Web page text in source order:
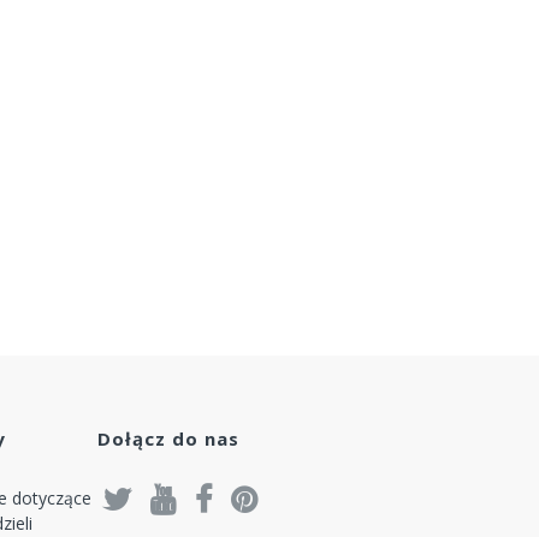
dotyczące
Dołącz do nas